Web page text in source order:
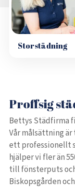
Storstädning
Proffsig
Bettys Städfirma
Vår målsättning
ett professionellt
hjälper vi fler än
till fönsterputs
Biskopsgården